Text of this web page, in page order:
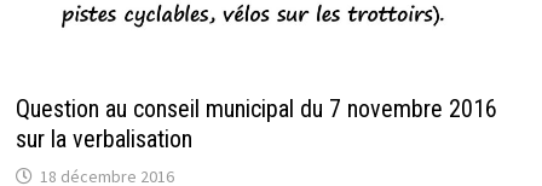
Question au conseil municipal du 7 novembre 2016
sur la verbalisation
18 décembre 2016